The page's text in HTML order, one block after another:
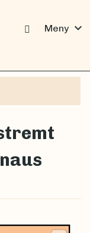
Meny expand_more